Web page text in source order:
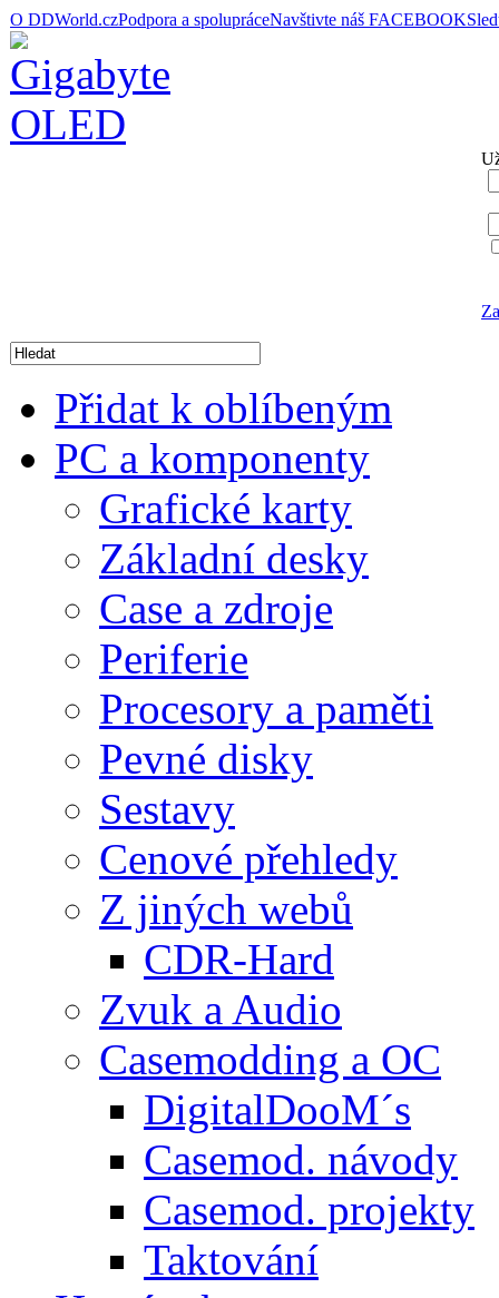
O DDWorld.czPodpora a spolupráceNavštivte náš FACEBOOK
Přidat k oblíbeným
PC a komponenty
Grafické karty
Základní desky
Case a zdroje
Periferie
Procesory a paměti
Pevné disky
Sestavy
Cenové přehledy
Z jiných webů
CDR-Hard
Zvuk a Audio
Casemodding a OC
DigitalDooM´s
Casemod. návody
Casemod. projekty
Taktování